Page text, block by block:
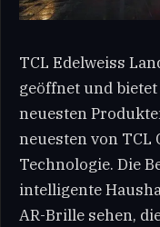
TCL Edelweiss
geöffnet und
neuesten
neuesten von TCL
Technologie. Die
intelligente
AR-Brille sehen,